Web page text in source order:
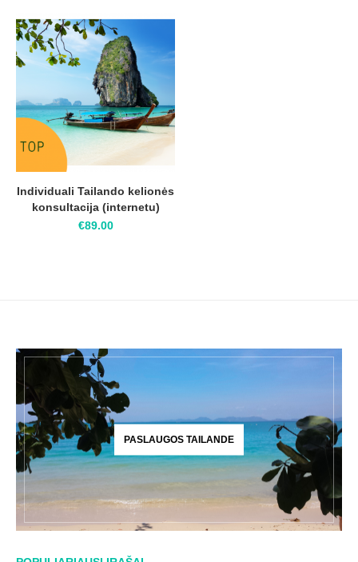
Individuali Tailando kelionės
konsultacija (internetu)
€89.00
PASLAUGOS TAILANDE